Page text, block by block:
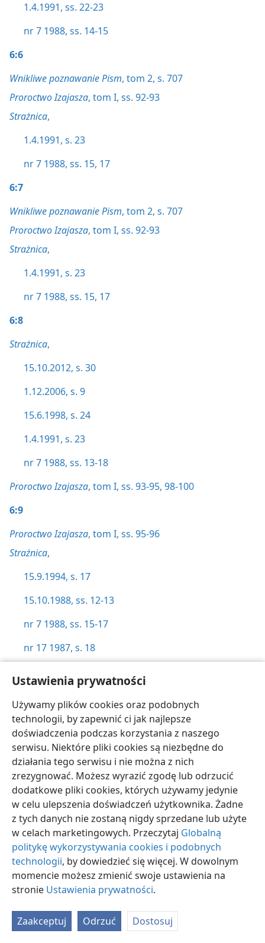
Ustawienia prywatności
Używamy plików cookies oraz podobnych
technologii, by zapewnić ci jak najlepsze
doświadczenia podczas korzystania z naszego
serwisu. Niektóre pliki cookies są niezbędne do
działania tego serwisu i nie można z nich
zrezygnować. Możesz wyrazić zgodę lub odrzucić
dodatkowe pliki cookies, których używamy jedynie
w celu ulepszenia doświadczeń użytkownika. Żadne
z tych danych nie zostaną nigdy sprzedane lub użyte
w celach marketingowych. Przeczytaj Globalną
politykę wykorzystywania cookies i podobnych
technologii, by dowiedzieć się więcej. W dowolnym
momencie możesz zmienić swoje ustawienia na
stronie Ustawienia prywatności.
Zaakceptuj Odrzuć Dostosuj
1.4.1991, ss. 22-23
nr 7 1988, ss. 14-15
6:6
Wnikliwe poznawanie Pism, tom 2, s. 707
Proroctwo Izajasza, tom I, ss. 92-93
Strażnica,
1.4.1991, s. 23
nr 7 1988, ss. 15, 17
6:7
Wnikliwe poznawanie Pism, tom 2, s. 707
Proroctwo Izajasza, tom I, ss. 92-93
Strażnica,
1.4.1991, s. 23
nr 7 1988, ss. 15, 17
6:8
Strażnica,
15.10.2012, s. 30
1.12.2006, s. 9
15.6.1998, s. 24
1.4.1991, s. 23
nr 7 1988, ss. 13-18
Proroctwo Izajasza, tom I, ss. 93-95, 98-100
6:9
Proroctwo Izajasza, tom I, ss. 95-96
Strażnica,
15.9.1994, s. 17
15.10.1988, ss. 12-13
nr 7 1988, ss. 15-17
nr 17 1987, s. 18
Jezus — droga, prawda i życie , s. 242
Proroctwo Izajasza, tom I, ss. 95-96,99-100
Rocznik — 1995, s. 253
Strażnica,
1.12.1989, s. 8
15.10.1988, ss. 12-13
nr 7 1988, ss. 15-17
nr 17 1987, s. 18
6:11
Strażnica,